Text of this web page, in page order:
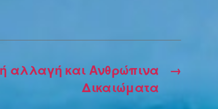
→
αλλαγή και Ανθρώπινα
Δικαιώματα